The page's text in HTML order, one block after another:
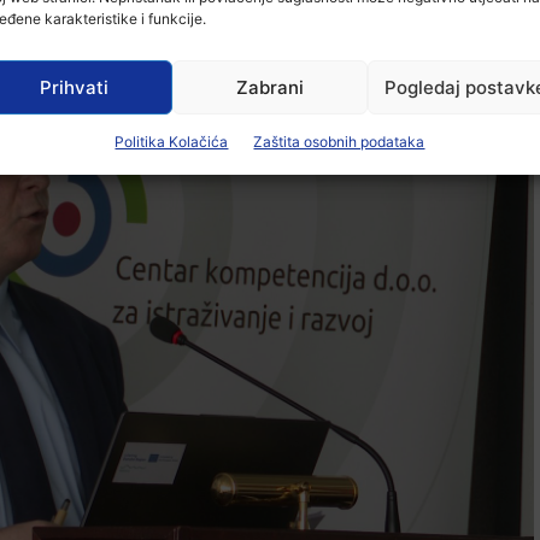
karakteristike i funkcije.
Prihvati Zabrani Pogledaj
Politika Kolačića Zaštita osobnih podataka